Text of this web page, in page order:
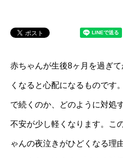
赤ちゃんが生後8ヶ月を過ぎ
くなると心配になるものです
で続くのか、どのように対処
不安が少し軽くなります。こ
ゃんの夜泣きがひどくなる理